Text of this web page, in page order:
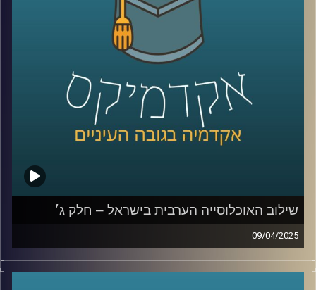
בפרק זה זכיתי לארח את ד"ר אילנה קולודקין-גל, מרצה בכירה
וחברת פקולטה בתחום המיקרוביולוגיה, ביולוגיה סינטטית
וביוטכנולוגיה. אילנה שואפת להבין את התנהגות התאים
הבודדים והקהילה הנוצרת בידי מיקרואורגניזמים. קבוצתה
מתאפיינת בגישה משלבת הכוללת אנליזות מתחומי הכימיה,
ביולוגיה של התא, גנטיקה וביולוגיה סינטטית.
קרדיט תמונות:AudioVersity
שילוב האוכלוסייה הערבית בישראל – חלק ג׳
09/04/2025
בפרק הקודם דיברנו על מוביליות חברתית, השכלה, מי הולך
ללמוד יותר גברים ערביים או נשים ערביות, למה פעם גבריים